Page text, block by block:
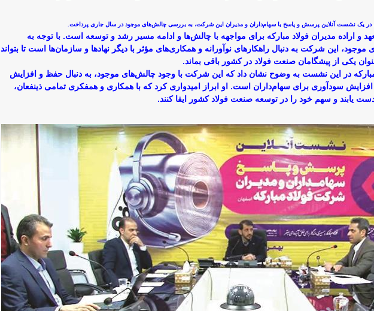
در یک نشست آنلاین پرسش و پاسخ با سهام‌داران و مدیران این شرکت، به بررسی چالش‌های موجود در سال جاری پرداخت.
و اراده مدیران فولاد مبارکه برای مواجهه با چالش‌ها و ادامه مسیر رشد و توسعه است. با توجه به
این شرکت به دنبال راهکارهای نوآورانه و همکاری‌های مؤثر با دیگر نهادها و سازمان‌ها است تا بتواند
یکی از پیشگامان صنعت فولاد در کشور باقی بماند.
در این نشست به وضوح نشان داد که این شرکت با وجود چالش‌های موجود، به دنبال حفظ و افزایش
افزایش سودآوری برای سهام‌داران است. او ابراز امیدواری کرد که با همکاری و همفکری تمامی ذینفعان،
یابند و سهم خود را در توسعه صنعت فولاد کشور ایفا کنند.